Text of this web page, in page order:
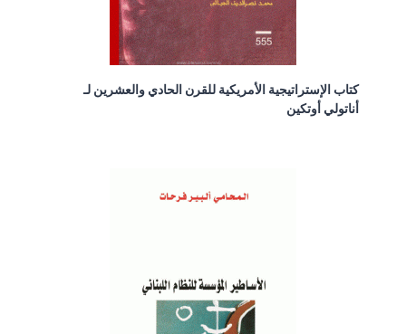
كتاب الإستراتيجية الأمريكية للقرن الحادي والعشرين لـ
أناتولي أوتكين